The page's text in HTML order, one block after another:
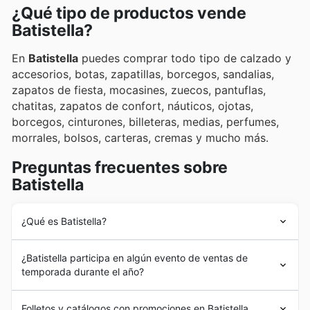
¿Qué tipo de productos vende
Batistella?
En Batistella puedes comprar todo tipo de calzado y
accesorios, botas, zapatillas, borcegos, sandalias,
zapatos de fiesta, mocasines, zuecos, pantuflas,
chatitas, zapatos de confort, náuticos, ojotas,
borcegos, cinturones, billeteras, medias, perfumes,
morrales, bolsos, carteras, cremas y mucho más.
Preguntas frecuentes sobre
Batistella
¿Qué es Batistella?
Córdoba en 1945 con la visión de traer calzado de
calidad a precios accesibles al público regional. Gracias
a sus valores de trabajo duro e innovación y su trato
personalizado con los clientes la compañía creció hasta
¿Batistella participa en algún evento de ventas de
temporada durante el año?